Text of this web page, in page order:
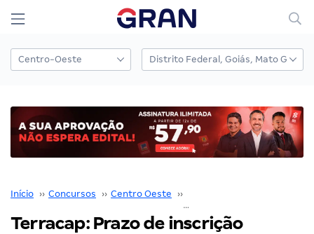
Início ›› Concursos ›› Centro Oeste ››
Terracap: Prazo de inscrição